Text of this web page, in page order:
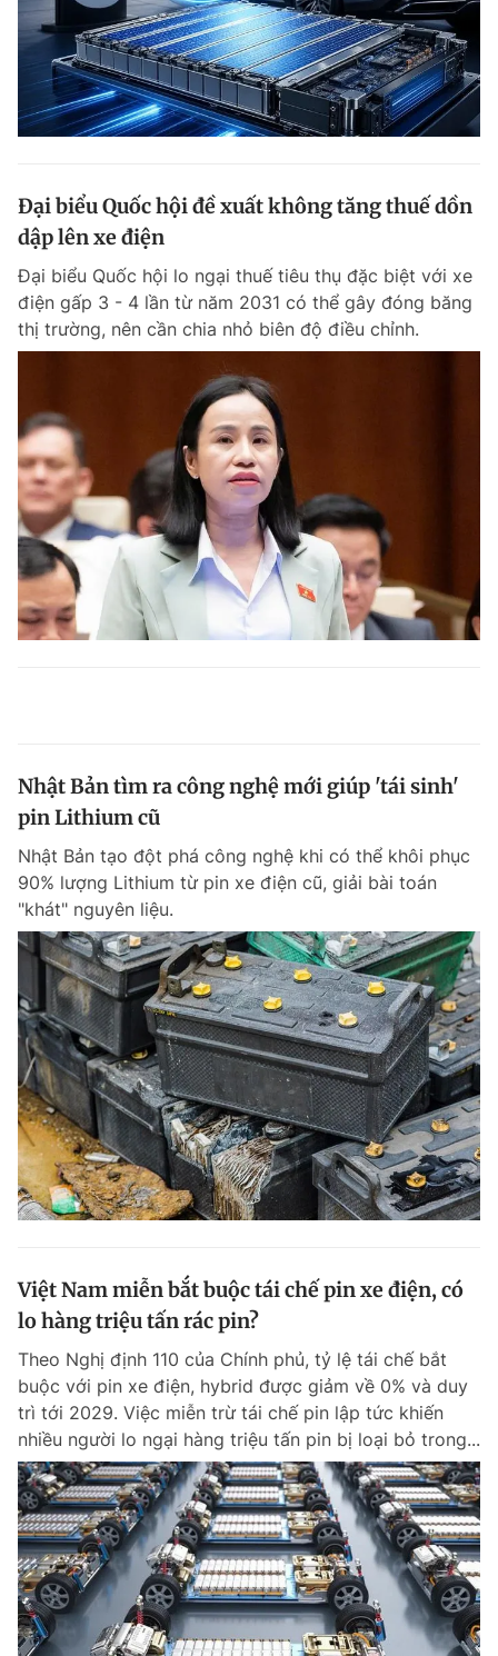
Đại biểu Quốc hội đề xuất không tăng thuế dồn
dập lên xe điện
Đại biểu Quốc hội lo ngại thuế tiêu thụ đặc biệt với xe
điện gấp 3 - 4 lần từ năm 2031 có thể gây đóng băng
thị trường, nên cần chia nhỏ biên độ điều chỉnh.
Nhật Bản tìm ra công nghệ mới giúp 'tái sinh'
pin Lithium cũ
Nhật Bản tạo đột phá công nghệ khi có thể khôi phục
90% lượng Lithium từ pin xe điện cũ, giải bài toán
"khát" nguyên liệu.
Việt Nam miễn bắt buộc tái chế pin xe điện, có
lo hàng triệu tấn rác pin?
Theo Nghị định 110 của Chính phủ, tỷ lệ tái chế bắt
buộc với pin xe điện, hybrid được giảm về 0% và duy
trì tới 2029. Việc miễn trừ tái chế pin lập tức khiến
nhiều người lo ngại hàng triệu tấn pin bị loại bỏ trong...